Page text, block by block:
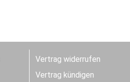
Vertrag widerrufen
Vertrag kündigen